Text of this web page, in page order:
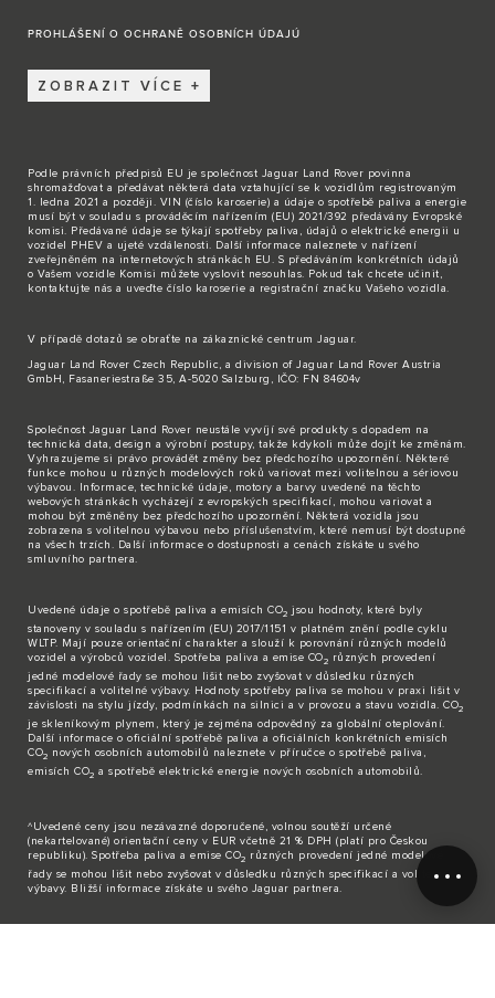
PROHLÁŠENÍ O OCHRANĚ OSOBNÍCH ÚDAJÚ
ZOBRAZIT VÍCE
Podle právních předpisů EU je společnost Jaguar Land Rover povinna
shromažďovat a předávat některá data vztahující se k vozidlům registrovaným
1. ledna 2021 a později. VIN (číslo karoserie) a údaje o spotřebě paliva a energie
musí být v souladu s prováděcím nařízením (EU) 2021/392 předávány Evropské
komisi. Předávané údaje se týkají spotřeby paliva, údajů o elektrické energii u
vozidel PHEV a ujeté vzdálenosti. Další informace naleznete v nařízení
zveřejněném na internetových stránkách EU. S předáváním konkrétních údajů
o Vašem vozidle Komisi můžete vyslovit nesouhlas. Pokud tak chcete učinit,
kontaktujte nás a uveďte číslo karoserie a registrační značku Vašeho vozidla.
V případě dotazů se obraťte na zákaznické centrum Jaguar.
Jaguar Land Rover Czech Republic, a division of Jaguar Land Rover Austria
GmbH, Fasaneriestraße 35, A-5020 Salzburg, IČO: FN 84604v
Společnost Jaguar Land Rover neustále vyvíjí své produkty s dopadem na
technická data, design a výrobní postupy, takže kdykoli může dojít ke změnám.
Vyhrazujeme si právo provádět změny bez předchozího upozornění. Některé
funkce mohou u různých modelových roků variovat mezi volitelnou a sériovou
výbavou. Informace, technické údaje, motory a barvy uvedené na těchto
webových stránkách vycházejí z evropských specifikací, mohou variovat a
mohou být změněny bez předchozího upozornění. Některá vozidla jsou
zobrazena s volitelnou výbavou nebo příslušenstvím, které nemusí být dostupné
na všech trzích. Další informace o dostupnosti a cenách získáte u svého
smluvního partnera.
Uvedené údaje o spotřebě paliva a emisích CO2 jsou hodnoty, které byly
stanoveny v souladu s nařízením (EU) 2017/1151 v platném znění podle cyklu
WLTP. Mají pouze orientační charakter a slouží k porovnání různých modelů
vozidel a výrobců vozidel. Spotřeba paliva a emise CO2
různých provedení
jedné modelové řady se mohou lišit nebo zvyšovat v důsledku různých
specifikací a volitelné výbavy. Hodnoty spotřeby paliva se mohou v praxi lišit v
závislosti na stylu jízdy, podmínkách na silnici a v provozu a stavu vozidla. CO2
je skleníkovým plynem, který je zejména odpovědný za globální oteplování.
Další informace o oficiální spotřebě paliva a oficiálních konkrétních emisích
CO2
nových osobních automobilů naleznete v příručce o spotřebě paliva,
emisích CO2 a spotřebě elektrické energie nových osobních automobilů.
^Uvedené ceny jsou nezávazné doporučené, volnou soutěží určené
(nekartelované) orientační ceny v EUR včetně 21 % DPH (platí pro Českou
republiku). Spotřeba paliva a emise CO2
různých provedení jedné modelové
řady se mohou lišit nebo zvyšovat v důsledku různých specifikací a volitelné
výbavy. Bližší informace získáte u svého Jaguar partnera.